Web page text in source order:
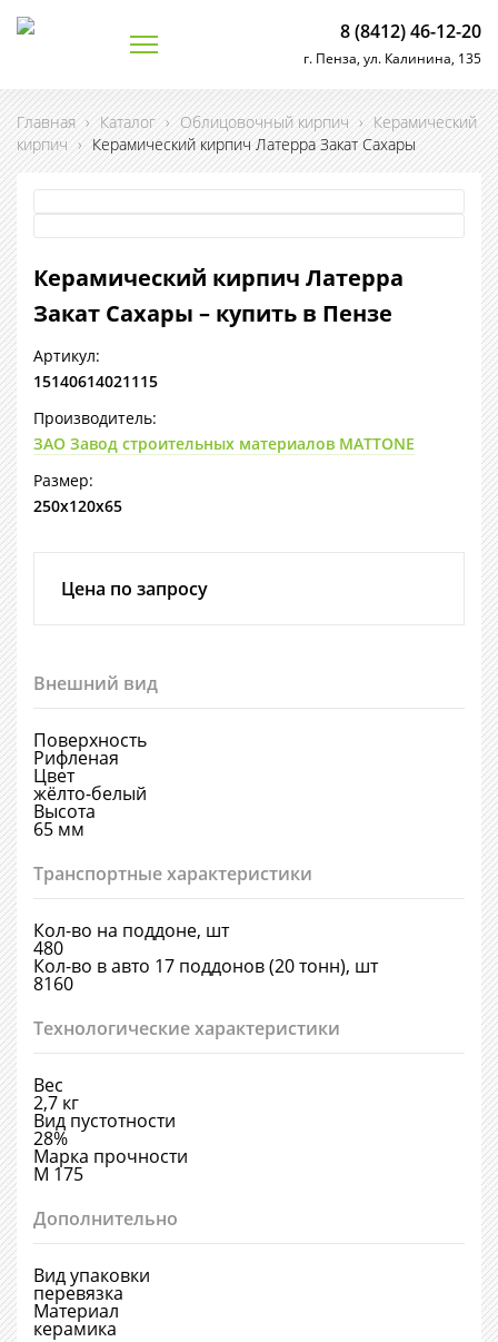
8 (8412) 46-12-20
г. Пенза, ул. Калинина, 135
Главная › Каталог › Облицовочный кирпич › Керамический
кирпич › Керамический кирпич Латерра Закат Сахары
Керамический кирпич Латерра
Закат Сахары – купить в Пензе
Артикул:
15140614021115
Производитель:
ЗАО Завод строительных материалов MATTONE
Размер:
250х120х65
Цена по запросу
Внешний вид
Поверхность
Рифленая
Цвет
жёлто-белый
Высота
65 мм
Транспортные характеристики
Кол-во на поддоне, шт
480
Кол-во в авто 17 поддонов (20 тонн), шт
8160
Технологические характеристики
Вес
2,7 кг
Вид пустотности
28%
Марка прочности
М 175
Дополнительно
Вид упаковки
перевязка
Материал
керамика